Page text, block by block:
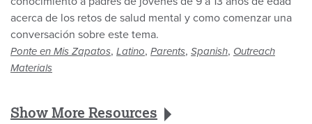
acerca de los retos de salud mental y como comenzar una
conversación sobre este tema.
Ponte en Mis Zapatos, Latino, Parents, Spanish, Outreach
Materials
Show More Resources